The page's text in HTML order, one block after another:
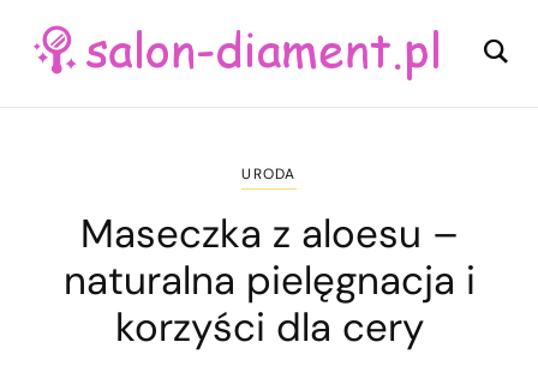
URODA
Maseczka z aloesu –
naturalna pielęgnacja i
korzyści dla cery